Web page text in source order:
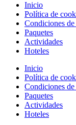
Inicio
Política de
Condiciones de
Paquetes
Actividades
Hoteles
Inicio
Política de
Condiciones de
Paquetes
Actividades
Hoteles